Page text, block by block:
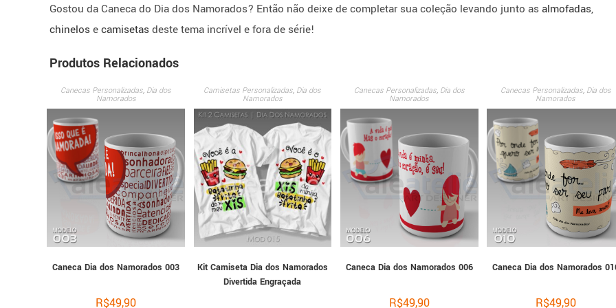
Gostou da Caneca do Dia dos Namorados? Então não deixe de completar sua coleção levando junto asalmofadas,
chinelosecamisetasdeste tema incrível e fora de série!
Produtos Relacionados
Canecas Personalizadas, Dia dos
Namorados
Caneca Dia dos Namorados 003
R$49,90
Camisetas Personalizadas, Dia dos
Namorados
Kit Camiseta Dia dos Namorados
Divertida Engraçada
Canecas Personalizadas, Dia dos
Namorados
Caneca Dia dos Namorados 006
R$49,90
Canecas Personalizadas, Dia dos
Namorados
Caneca Dia dos Namorados
R$49,90